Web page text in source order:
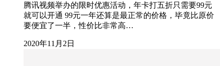
腾讯视频举办的限时优惠活动，年卡打五折只需要99元
就可以开通 99元一年还算是最正常的价格，毕竟比原价
要便宜了一半，性价比非常高…
2020年11月2日